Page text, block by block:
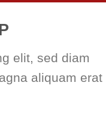
elit, sed diam
aliquam erat